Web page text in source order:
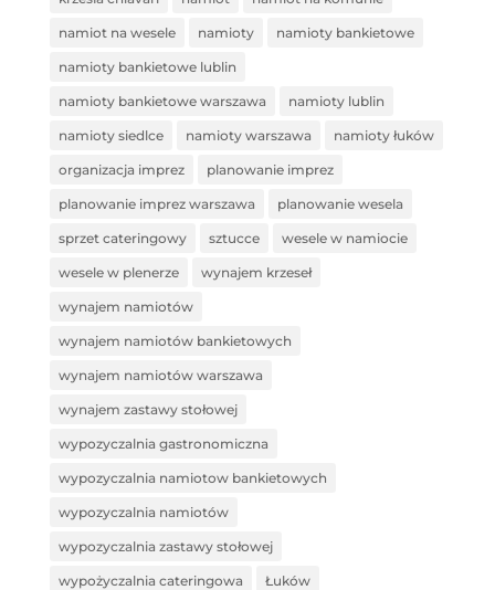
namiot na wesele namioty namioty bankietowe
namioty bankietowe lublin
namioty bankietowe warszawa namioty lublin
namioty siedlce namioty warszawa namioty łuków
organizacja imprez planowanie imprez
planowanie imprez warszawa planowanie wesela
sprzet cateringowy sztucce wesele w namiocie
wesele w plenerze wynajem krzeseł
wynajem namiotów
wynajem namiotów bankietowych
wynajem namiotów warszawa
wynajem zastawy stołowej
wypozyczalnia gastronomiczna
wypozyczalnia namiotow bankietowych
wypozyczalnia namiotów
wypozyczalnia zastawy stołowej
wypożyczalnia cateringowa Łuków